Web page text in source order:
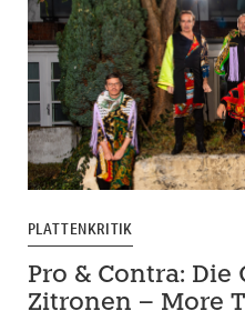
PLATTENKRITIK
Pro & Contra: Die
Zitronen – More